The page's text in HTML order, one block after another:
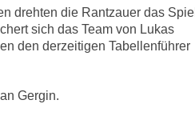
drehten die Rantzauer das Spiel
sich das Team von Lukas
den derzeitigen Tabellenführer
Gergin.